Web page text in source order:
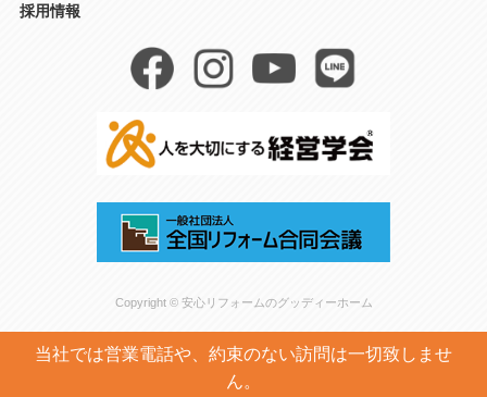
採用情報
Copyright © 安心リフォームのグッディーホーム
当社では営業電話や、約束のない訪問は一切致しませ
ん。